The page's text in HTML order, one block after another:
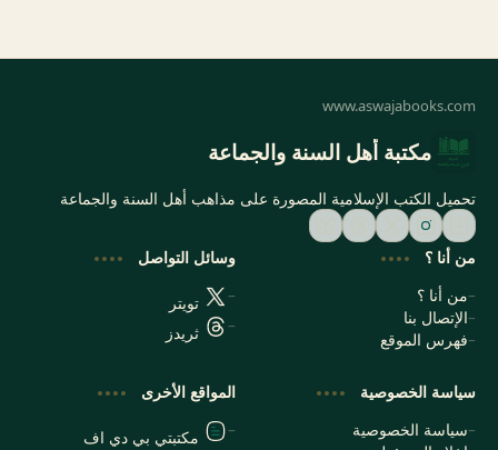
مكتبة أهل السنة والجماعة
تحميل الكتب الإسلامية المصورة على مذاهب أهل السنة والجماعة
من أنا ؟
من أنا ؟
الإتصال بنا
فهرس الموقع
وسائل التواصل
تويتر
ثريدز
سياسة الخصوصية
سياسة الخصوصية
المواقع الأخرى
مكتبتي بي دي اف